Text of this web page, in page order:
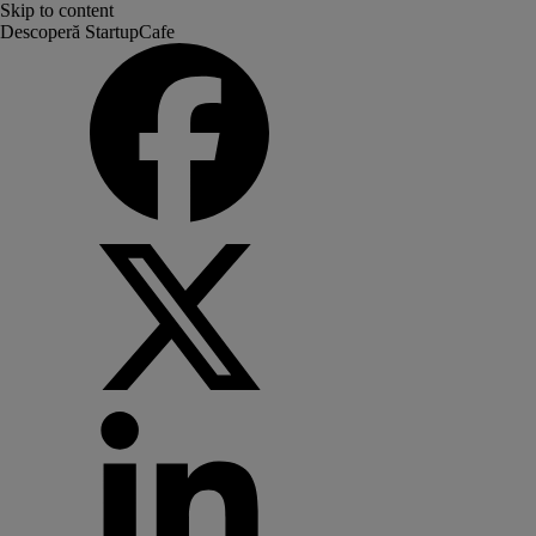
Skip to content
Descoperă StartupCafe